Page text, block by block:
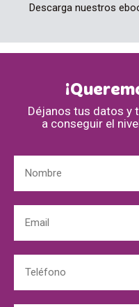
Descarga nuestros
Déjanos tus datos y
a conseguir el